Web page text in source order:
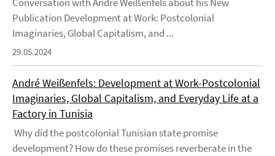
Publication Development at Work: Postcolonial
Imaginaries, Global Capitalism, and ...
29.05.2024
André Weißenfels: Development at Work-Postcolonial
Imaginaries, Global Capitalism, and Everyday Life at a
Factory in Tunisia
Why did the postcolonial Tunisian state promise
development? How do these promises reverberate in the